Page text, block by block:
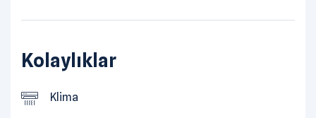
Kolaylıklar
Klima